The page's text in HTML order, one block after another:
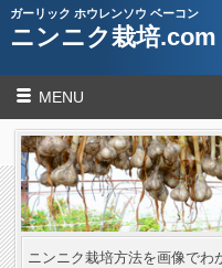
ガーリック ホウレンソウ ベーコン
ニンニク栽培.com
MENU
ニンニク栽培方法を画像でわ